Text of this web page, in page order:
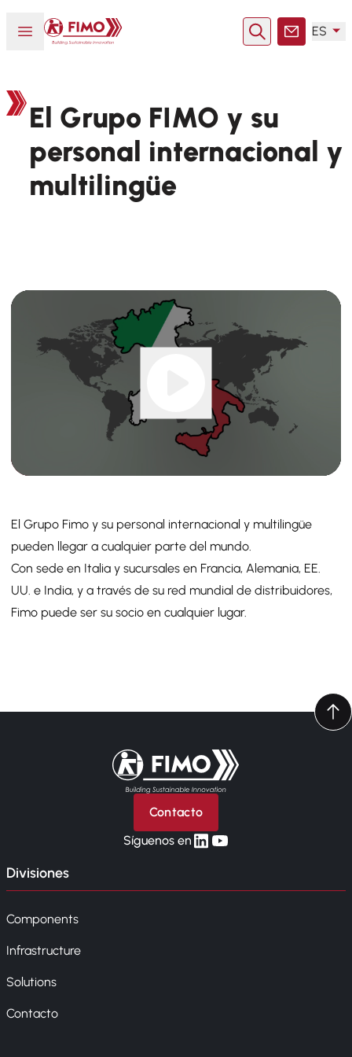
Abrir o cerrar el menú
Volver a la página principal
Buscar enContacto
ES
El Grupo FIMO y su
personal internacional y
multilingüe
El Grupo Fimo y su personal internacional y multilingüe
pueden llegar a cualquier parte del mundo.
Con sede en Italia y sucursales en Francia, Alemania, EE.
UU. e India, y a través de su red mundial de distribuidores,
Fimo puede ser su socio en cualquier lugar.
Volver a la página principal
Contacto
Síguenos enlinkedin
yt
Divisiones
Components
Infrastructure
Solutions
Contacto